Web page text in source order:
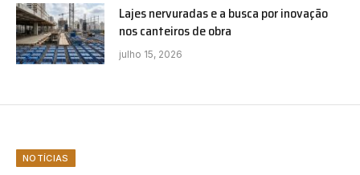
Lajes nervuradas e a busca por inovação
nos canteiros de obra
julho 15, 2026
NOTÍCIAS